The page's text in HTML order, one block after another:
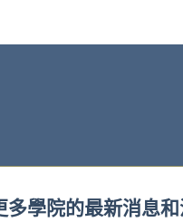
多學院的最新消息